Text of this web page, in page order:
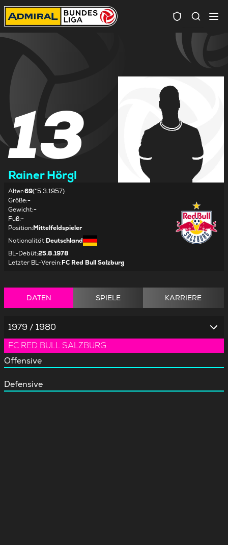
13
Rainer Hörgl
Alter:69(*5.3.1957)
Größe:-
Gewicht:-
Fuß:-
Position:Mittelfeldspieler
Nationalität:Deutschland
BL-Debüt:25.8.1978
Letzter BL-Verein:FC Red Bull Salzburg
DATEN SPIELE KARRIERE
1979 / 1980
FC RED BULL SALZBURG
Offensive
Defensive